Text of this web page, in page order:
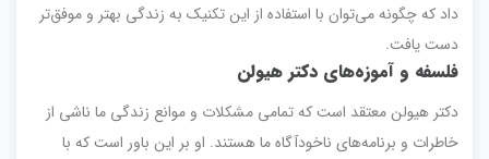
داد که چگونه می‌توان با استفاده از این تکنیک به زندگی بهتر و موفق‌تر
دست یافت.
فلسفه و آموزه‌های دکتر هیولن
دکتر هیولن معتقد است که تمامی مشکلات و موانع زندگی ما ناشی از
خاطرات و برنامه‌های ناخودآگاه ما هستند. او بر این باور است که با